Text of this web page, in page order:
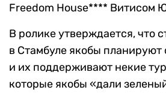
Freedom House**** Витисом
В ролике утверждается, что
в Стамбуле якобы планируют
и их поддерживают некие
которые якобы «дали